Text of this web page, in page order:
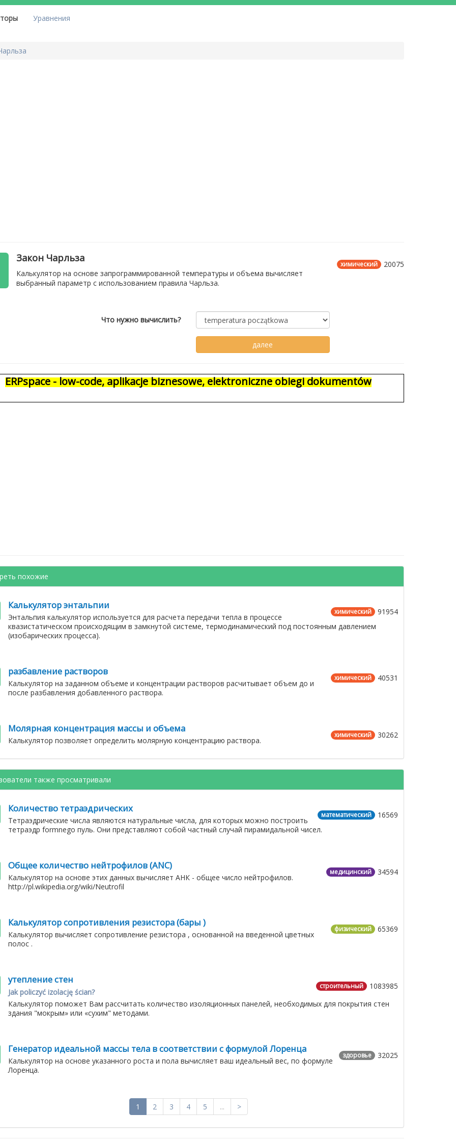
Уравнения
20075
химический
Закон Чарльза
Калькулятор на основе запрограммированной температуры и объема вычисляет
выбранный параметр с использованием правила Чарльза.
Что нужно вычислить?
ERPspace - low-code, aplikacje biznesowe, elektroniczne obiegi dokumentów
похожие
91954
химический
Калькулятор энтальпии
Энтальпия калькулятор используется для расчета передачи тепла в процессе
квазистатическом происходящим в замкнутой системе, термодинамический под постоянным давлением
(изобарических процесса).
40531
химический
разбавление растворов
Калькулятор на заданном объеме и концентрации растворов расчитывает объем до и
после разбавления добавленного раствора.
30262
химический
Молярная концентрация массы и объема
Калькулятор позволяет определить молярную концентрацию раствора.
также просматривали
16569
математический
Количество тетраэдрических
Тетраэдрические числа являются натуральные числа, для которых можно построить
тетраэдр formnego пуль. Они представляют собой частный случай пирамидальной чисел.
34594
медицинский
Общее количество нейтрофилов (ANC)
Калькулятор на основе этих данных вычисляет АНК - общее число нейтрофилов.
http://pl.wikipedia.org/wiki/Neutrofil
65369
физический
Калькулятор сопротивления резистора (бары )
Калькулятор вычисляет сопротивление резистора , основанной на введенной цветных
полос .
1083985
строительный
утепление стен
Jak policzyć izolację ścian?
Калькулятор поможет Вам рассчитать количество изоляционных панелей, необходимых для покрытия стен
здания "мокрым» или «сухим" методами.
32025
здоровье
Генератор идеальной массы тела в соответствии с формулой Лоренца
Калькулятор на основе указанного роста и пола вычисляет ваш идеальный вес, по формуле
Лоренца.
1 2 3 4 5 ... >